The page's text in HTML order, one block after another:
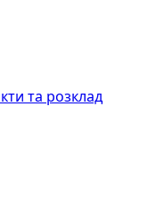
та розклад